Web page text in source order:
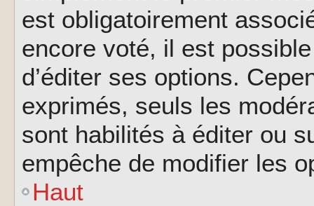
est obligatoirement
encore voté, il est
d’éditer ses options.
exprimés, seuls les
sont habilités à éditer ou
empêche de modifier les
Haut